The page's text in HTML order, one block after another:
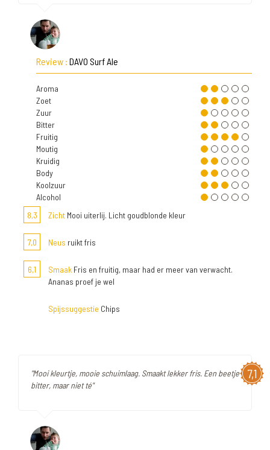
Review : DAVO Surf Ale
Aroma
Zoet
Zuur
Bitter
Fruitig
Moutig
Kruidig
Body
Koolzuur
Alcohol
8,3
Zicht Mooi uiterlij. Licht goudblonde kleur
7,0 Neus ruikt fris
6,1 Smaak Fris en fruitig, maar had er meer van verwacht.
Ananas proef je wel
Spijssuggestie Chips
7,1
"Mooi kleurtje, mooie schuimlaag. Smaakt lekker fris. Een beetje
bitter, maar niet té"